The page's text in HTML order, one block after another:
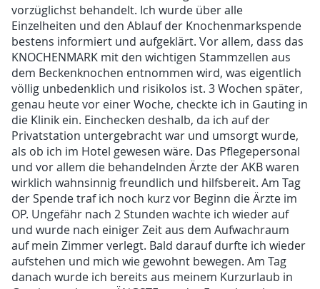
vorzüglichst behandelt. Ich wurde über alle
Einzelheiten und den Ablauf der Knochenmarkspende
bestens informiert und aufgeklärt. Vor allem, dass das
KNOCHENMARK mit den wichtigen Stammzellen aus
dem Beckenknochen entnommen wird, was eigentlich
völlig unbedenklich und risikolos ist. 3 Wochen später,
genau heute vor einer Woche, checkte ich in Gauting in
die Klinik ein. Einchecken deshalb, da ich auf der
Privatstation untergebracht war und umsorgt wurde,
als ob ich im Hotel gewesen wäre. Das Pflegepersonal
und vor allem die behandelnden Ärzte der AKB waren
wirklich wahnsinnig freundlich und hilfsbereit. Am Tag
der Spende traf ich noch kurz vor Beginn die Ärzte im
OP. Ungefähr nach 2 Stunden wachte ich wieder auf
und wurde nach einiger Zeit aus dem Aufwachraum
auf mein Zimmer verlegt. Bald darauf durfte ich wieder
aufstehen und mich wie gewohnt bewegen. Am Tag
danach wurde ich bereits aus meinem Kurzurlaub in